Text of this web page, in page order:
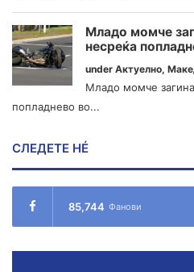
Младо момче
несреќа
under Актуелно,
Младо момче
попладнево во...
СЛЕДЕТЕ НÉ
85,744 Фанови